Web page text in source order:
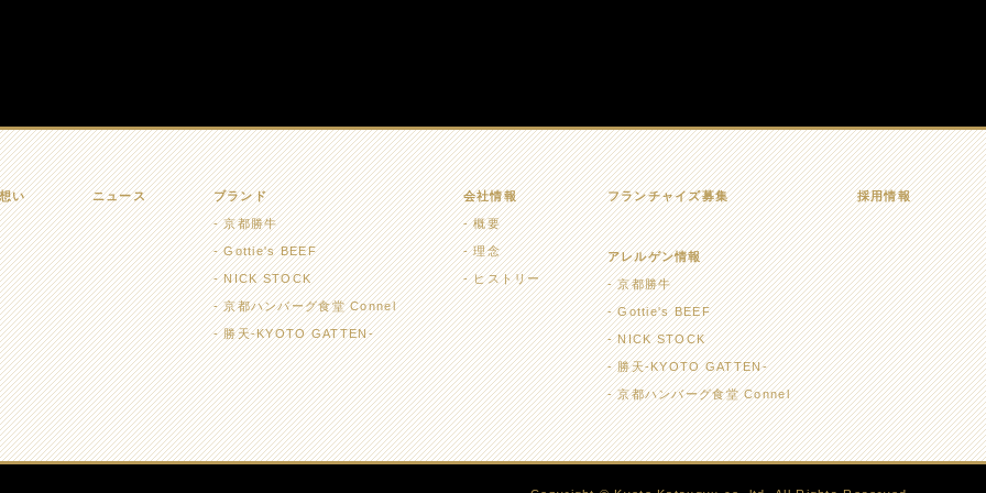
い ニュース ブランド
京都勝牛
Gottie's BEEF
NICK STOCK
京都ハンバーグ食堂 Connel
勝天-KYOTO GATTEN-
会社情報
概要
理念
ヒストリー
フランチャイズ募集
アレルゲン情報
京都勝牛
Gottie's BEEF
NICK STOCK
勝天-KYOTO GATTEN-
京都ハンバーグ食堂 Connel
採用情報